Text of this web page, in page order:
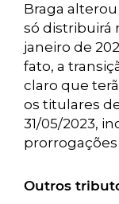
Braga
só distribuirá
janeiro de
fato, a
claro que
os titulares
31/05/2023,
Outros